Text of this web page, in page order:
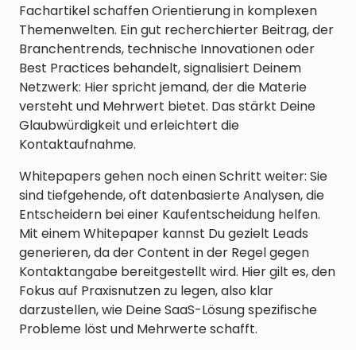
Fachartikel schaffen Orientierung in komplexen
Themenwelten. Ein gut recherchierter Beitrag, der
Branchentrends, technische Innovationen oder
Best Practices behandelt, signalisiert Deinem
Netzwerk: Hier spricht jemand, der die Materie
versteht und Mehrwert bietet. Das stärkt Deine
Glaubwürdigkeit und erleichtert die
Kontaktaufnahme.
Whitepapers gehen noch einen Schritt weiter: Sie
sind tiefgehende, oft datenbasierte Analysen, die
Entscheidern bei einer Kaufentscheidung helfen.
Mit einem Whitepaper kannst Du gezielt Leads
generieren, da der Content in der Regel gegen
Kontaktangabe bereitgestellt wird. Hier gilt es, den
Fokus auf Praxisnutzen zu legen, also klar
darzustellen, wie Deine SaaS-Lösung spezifische
Probleme löst und Mehrwerte schafft.